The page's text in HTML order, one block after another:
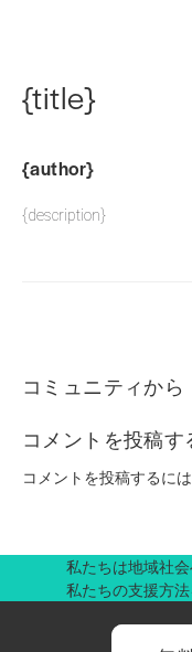
{title}
{author}
{description}
コミュニティから
コメントを投稿す
コメントを投稿するには
私たちは地域社
私たちの支援方法